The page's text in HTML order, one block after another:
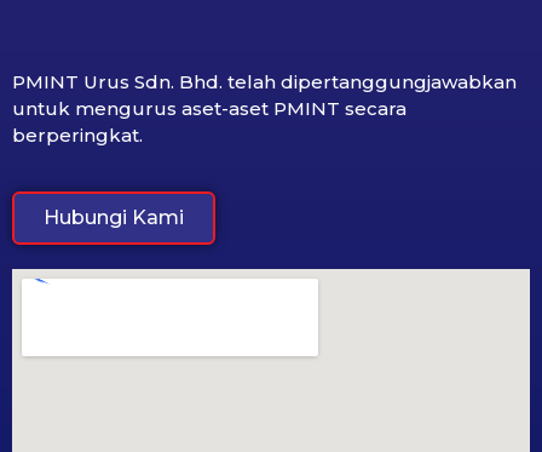
PMINT Urus Sdn. Bhd. telah dipertanggungjawabkan
untuk mengurus aset-aset PMINT secara
berperingkat.
Hubungi Kami